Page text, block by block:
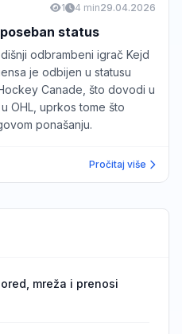
1 4 min29.04.2026
status
odbrambeni igrač Kejd
je odbijen u statusu
Canade, što dovodi u
OHL, uprkos tome što
ponašanju.
Pročitaj više
mreža i prenosi